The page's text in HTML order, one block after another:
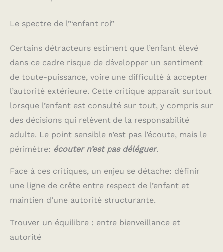
Le spectre de l’“enfant roi”
Certains détracteurs estiment que l’enfant élevé
dans ce cadre risque de développer un sentiment
de toute-puissance, voire une difficulté à accepter
l’autorité extérieure. Cette critique apparaît surtout
lorsque l’enfant est consulté sur tout, y compris sur
des décisions qui relèvent de la responsabilité
adulte. Le point sensible n’est pas l’écoute, mais le
périmètre: écouter n’est pas déléguer.
Face à ces critiques, un enjeu se détache: définir
une ligne de crête entre respect de l’enfant et
maintien d’une autorité structurante.
Trouver un équilibre : entre bienveillance et
autorité